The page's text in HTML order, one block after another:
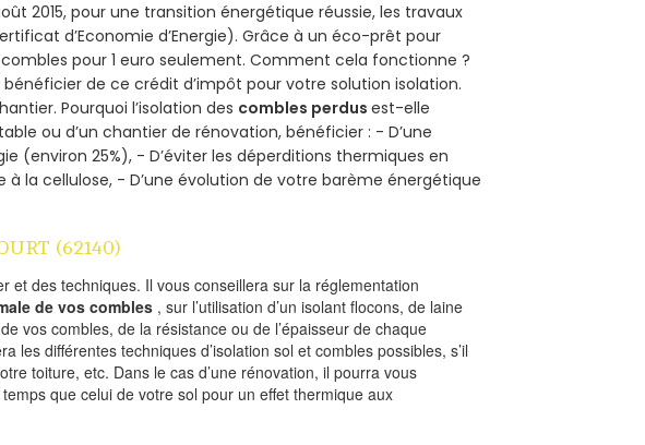
2015, pour une transition énergétique réussie, les travaux
d’Economie d’Energie). Grâce à un éco-prêt pour
pour 1 euro seulement. Comment cela fonctionne ?
de ce crédit d’impôt pour votre solution isolation.
Pourquoi l’isolation des combles perdusest-elle
ou d’un chantier de rénovation, bénéficier : - D’une
(environ 25%), - D’éviter les déperditions thermiques en
la cellulose, - D’une évolution de votre barème énergétique
(62140)
et des techniques. Il vous conseillera sur la réglementation
de vos combles , sur l’utilisation d’un isolant flocons, de laine
vos combles, de la résistance ou de l’épaisseur de chaque
les différentes techniques d’isolation sol et combles possibles, s’il
toiture, etc. Dans le cas d’une rénovation, il pourra vous
que celui de votre sol pour un effet thermique aux